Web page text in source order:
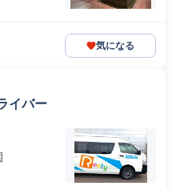
気になる
イバー